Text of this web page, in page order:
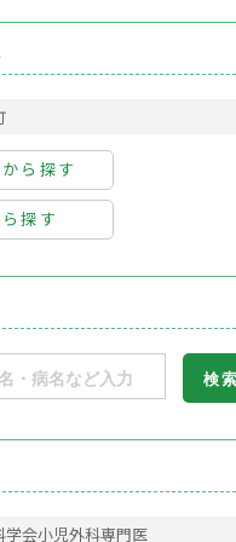
ら探す
探す
学会小児外科専門医